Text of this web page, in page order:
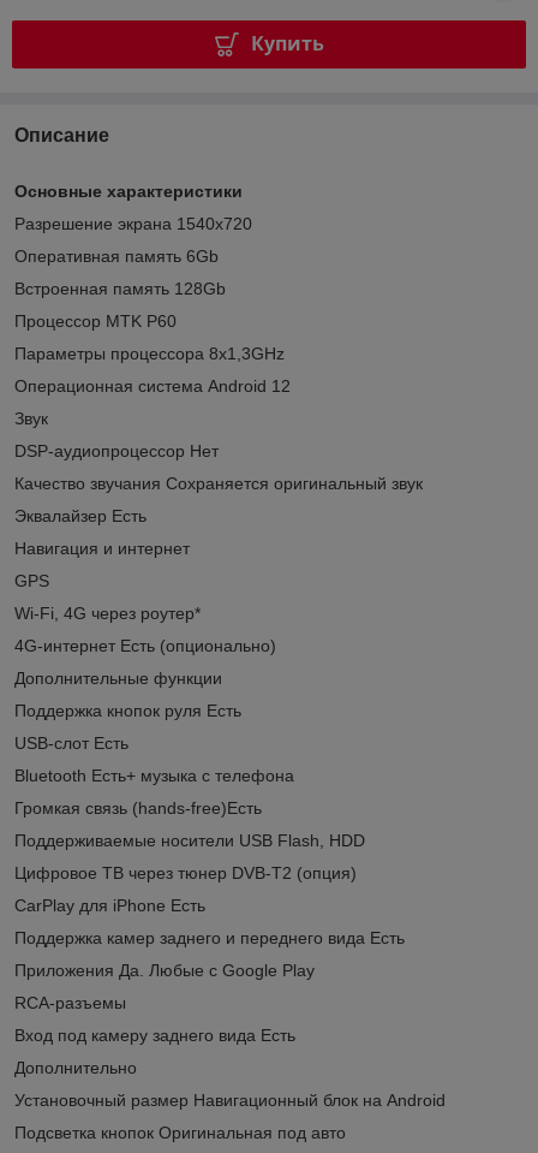
Купить
Описание
Основные характеристики
Разрешение экрана 1540x720
Оперативная память 6Gb
Встроенная память 128Gb
Процессор MTK P60
Параметры процессора 8x1,3GHz
Операционная система Android 12
Звук
DSP-аудиопроцессор Нет
Качество звучания Сохраняется оригинальный звук
Эквалайзер Есть
Навигация и интернет
GPS
Wi-Fi, 4G через роутер*
4G-интернет Есть (опционально)
Дополнительные функции
Поддержка кнопок руля Есть
USB-слот Есть
Bluetooth Есть+ музыка с телефона
Громкая связь (hands-free)Есть
Поддерживаемые носители USB Flash, HDD
Цифровое ТВ через тюнер DVB-T2 (опция)
CarPlay для iPhone Есть
Поддержка камер заднего и переднего вида Есть
Приложения Да. Любые с Google Play
RCA-разъемы
Вход под камеру заднего вида Есть
Дополнительно
Установочный размер Навигационный блок на Android
Подсветка кнопок Оригинальная под авто